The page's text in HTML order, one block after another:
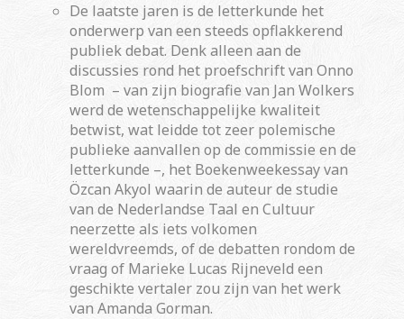
De laatste jaren is de letterkunde het
onderwerp van een steeds opflakkerend
publiek debat. Denk alleen aan de
discussies rond het proefschrift van Onno
Blom – van zijn biografie van Jan Wolkers
werd de wetenschappelijke kwaliteit
betwist, wat leidde tot zeer polemische
publieke aanvallen op de commissie en de
letterkunde –, het Boekenweekessay van
Özcan Akyol waarin de auteur de studie
van de Nederlandse Taal en Cultuur
neerzette als iets volkomen
wereldvreemds, of de debatten rondom de
vraag of Marieke Lucas Rijneveld een
geschikte vertaler zou zijn van het werk
van Amanda Gorman.